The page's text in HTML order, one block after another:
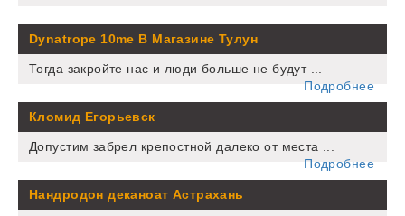
Dynatrope 10me В Магазине Тулун
Тогда закройте нас и люди больше не будут ...
Подробнее
Кломид Егорьевск
Допустим забрел крепостной далеко от места ...
Подробнее
Нандродон деканоат Астрахань